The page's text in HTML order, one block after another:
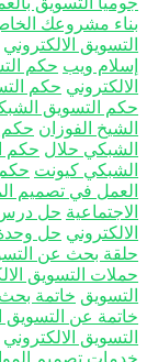
مشروعك الخاص
الالكتروني
ويب حكم
حكم
التسويق الشبكي
الفوزان حكم
حلال حكم
كيونت حكم
في تصميم
حل درس
حل وحدة
بحث عن التسويق
التسويق
خاتمة بحث
عن التسويق
الالكتروني
تصميم المواقع